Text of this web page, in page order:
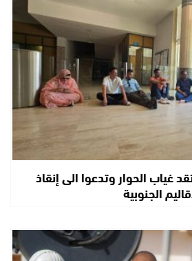
غياب الحوار وتدعوا الى إنقاذ
الجنوبية